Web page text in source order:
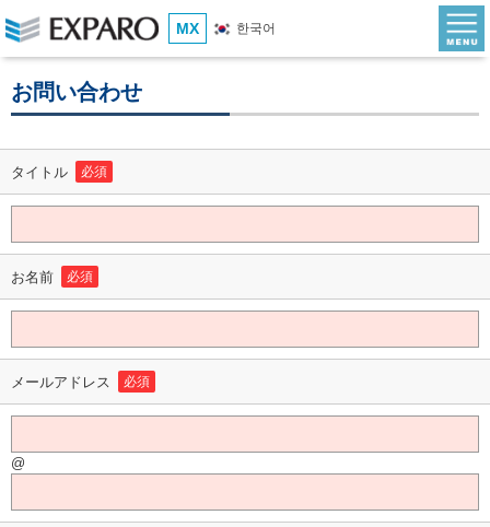
MX 한국어
お問い合わせ
タイトル 必須
お名前 必須
メールアドレス 必須
@